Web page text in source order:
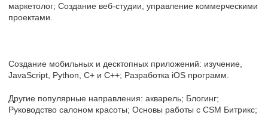
маркетолог; Создание веб-студии, управление коммерческими
проектами.
Создание мобильных и десктопных приложений: изучение,
JavaScript, Python, C+ и C++; Разработка iOS программ.
Другие популярные направления: акварель; Блогинг;
Руководство салоном красоты; Основы работы с CSM Битрикс;